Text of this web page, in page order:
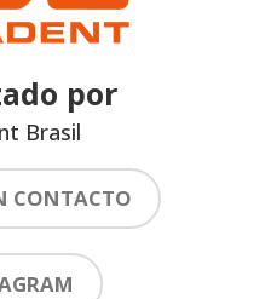
por
Brasil
CONTACTO